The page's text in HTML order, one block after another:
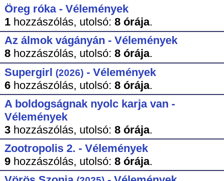
Öreg róka - Vélemények
1hozzászólás, utolsó: 8 órája.
Az álmok vágányán - Vélemények
8hozzászólás, utolsó: 8 órája.
Supergirl (2026)- Vélemények
6hozzászólás, utolsó: 8 órája.
A boldogságnak nyolc karja van -
Vélemények
3hozzászólás, utolsó: 8 órája.
Zootropolis 2. - Vélemények
9hozzászólás, utolsó: 8 órája.